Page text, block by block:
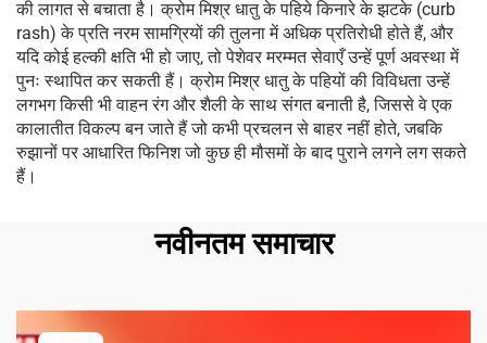
की लागत से बचाता है। क्रोम मिश्र धातु के पहिये किनारे के झटके (curb
rash) के प्रति नरम सामग्रियों की तुलना में अधिक प्रतिरोधी होते हैं, और
यदि कोई हल्की क्षति भी हो जाए, तो पेशेवर मरम्मत सेवाएँ उन्हें पूर्ण अवस्था में
पुनः स्थापित कर सकती हैं। क्रोम मिश्र धातु के पहियों की विविधता उन्हें
लगभग किसी भी वाहन रंग और शैली के साथ संगत बनाती है, जिससे वे एक
कालातीत विकल्प बन जाते हैं जो कभी प्रचलन से बाहर नहीं होते, जबकि
रुझानों पर आधारित फिनिश जो कुछ ही मौसमों के बाद पुराने लगने लग सकते
हैं।
नवीनतम समाचार